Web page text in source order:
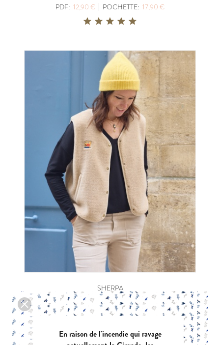
PDF: 12,90 € | POCHETTE: 17,90 €
SHERPA
PDF: 12,90 € |POCHETTE: 17,90 €
En raison de l'incendie qui ravage